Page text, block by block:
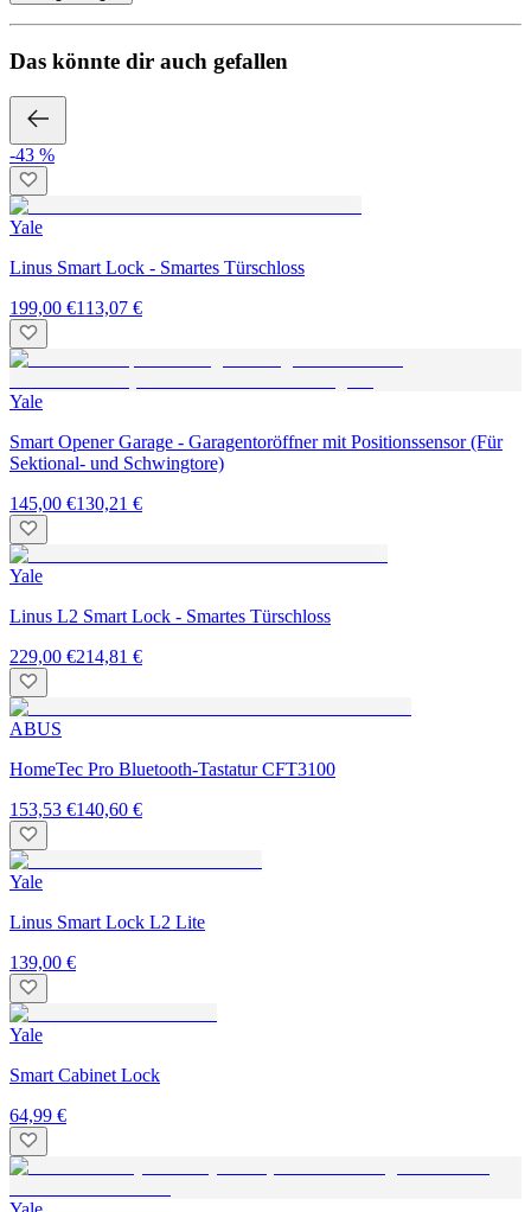
Das könnte dir auch gefallen
-43 %
Yale
Linus Smart Lock - Smartes Türschloss
199,00 €113,07 €
Yale
Smart Opener Garage - Garagentoröffner mit Positionssensor (Für
Sektional- und Schwingtore)
145,00 €130,21 €
Yale
Linus L2 Smart Lock - Smartes Türschloss
229,00 €214,81 €
ABUS
HomeTec Pro Bluetooth-Tastatur CFT3100
153,53 €140,60 €
Yale
Linus Smart Lock L2 Lite
139,00 €
Yale
Smart Cabinet Lock
64,99 €